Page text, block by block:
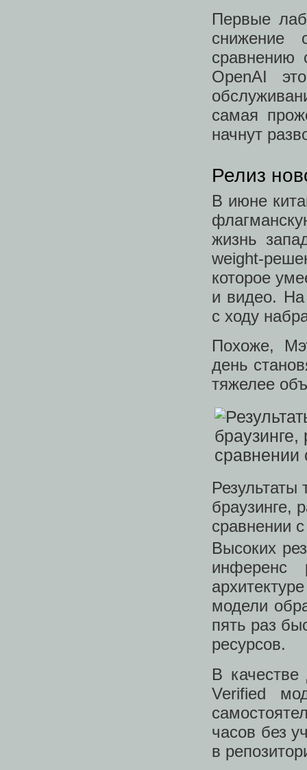
Первые
снижение
сравнению
OpenAI
самая
начнут
Релиз
В июне
жизнь
weight-
которое
и видео. На
с ходу
Похоже,
день
тяжелее
Результаты
браузинге,
сравнении
Высоких
инференс
модели
пять раз
ресурсов.
В качестве
Verified
часов без
в